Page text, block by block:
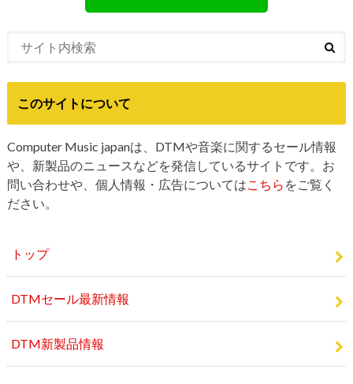
このサイトについて
Computer Music japanは、DTMや音楽に関するセール情報
や、新製品のニュースなどを発信しているサイトです。お
問い合わせや、個人情報・広告については こちら をご覧く
ださい。
トップ
DTMセール最新情報
DTM新製品情報